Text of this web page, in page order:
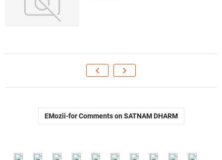
EMozii-for Comments on SATNAM DHARM